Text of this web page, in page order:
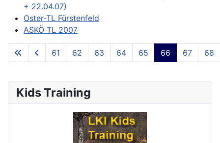
+ 22.04.07)
Oster-TL Fürstenfeld
ASKÖ TL 2007
**Page 66 of 73**
61 62 63 64 65 66 67 68
Kids Training